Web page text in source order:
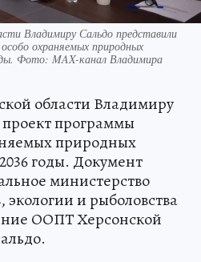
Владимиру Сальдо представили
охраняемых природных
Фото: MAX-канал Владимира
области Владимиру
программы
природных
годы. Документ
министерство
и рыболовства
ООПТ Херсонской